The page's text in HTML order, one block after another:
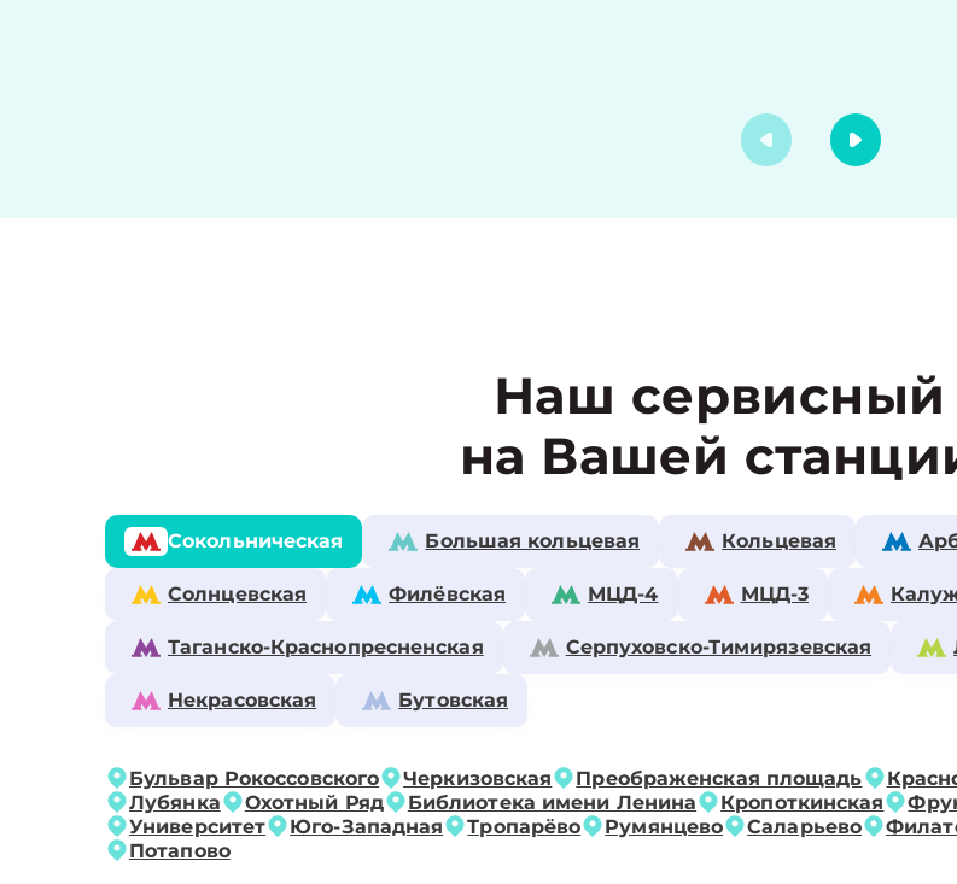
Наш сервисный
на Вашей
Сокольническая Большая кольцевая Кольцевая
Солнцевская Филёвская МЦД-4 МЦД-3
Таганско-Краснопресненская Серпуховско-Тимирязевская
Некрасовская Бутовская
Бульвар Рокоссовского Черкизовская Преображенская площадь
Лубянка
Охотный Ряд Библиотека имени Ленина Кропоткинская
Университет
Юго-Западная Тропарёво Румянцево Саларьево
Потапово